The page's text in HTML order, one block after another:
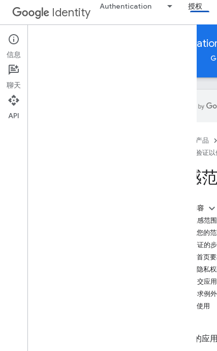
Identity Authentication 授权
App verification to use Google
Google 账号授权
产品
应用验证
敏感
本页内容
了解敏感范围
了解您的
准备验证的
应用首页
应用隐私
如何提交应
验证要求例
个人使用
如果您的应
信息
聊天
API